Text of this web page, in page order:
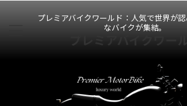
プレミアバイクワールド：人気で世界が
なバイクが集結。